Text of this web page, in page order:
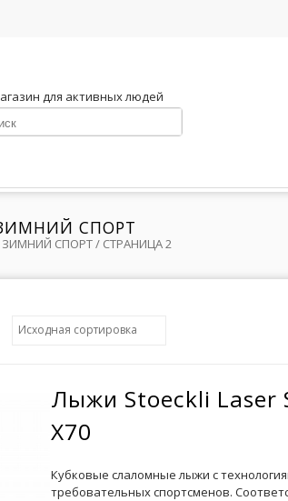
для активных людей
СПОРТ
СПОРТ / СТРАНИЦА 2
Лыжи Stoeckli Laser
X70
Кубковые слаломные лыжи с
требовательных спортсменов.